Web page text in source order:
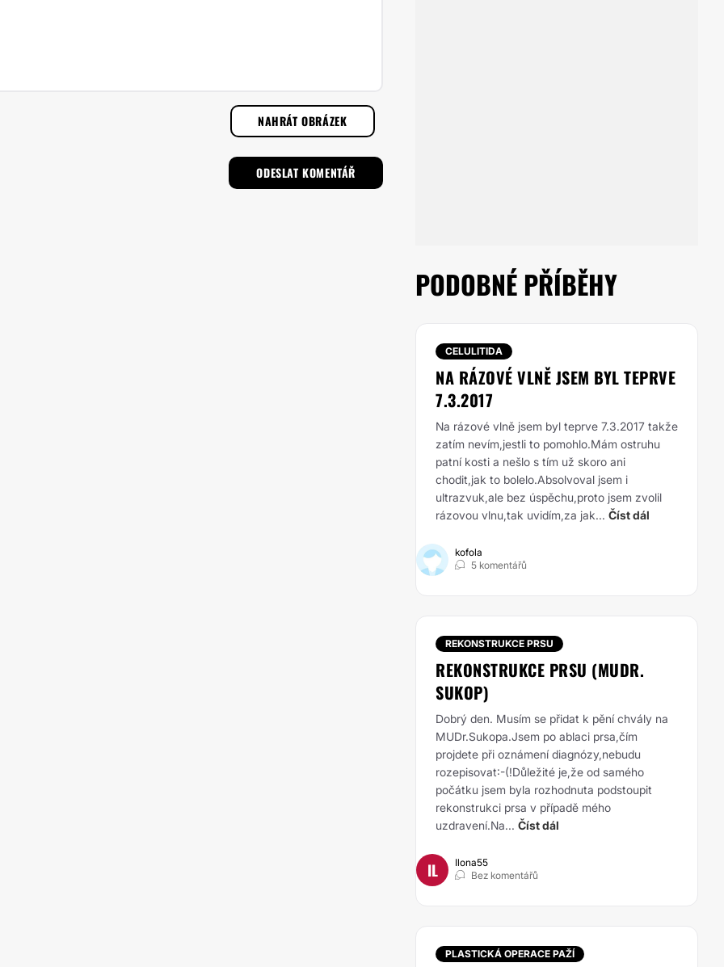
NAHRÁT OBRÁZEK
PODOBNÉ PŘÍBĚHY
CELULITIDA
NA RÁZOVÉ VLNĚ JSEM BYL TEPRVE
7.3.2017
Na rázové vlně jsem byl teprve 7.3.2017 takže
zatím nevím,jestli to pomohlo.Mám ostruhu
patní kosti a nešlo s tím už skoro ani
chodit,jak to bolelo.Absolvoval jsem i
ultrazvuk,ale bez úspěchu,proto jsem zvolil
rázovou vlnu,tak uvidím,za jak... Číst dál
kofola
5 komentářů
REKONSTRUKCE PRSU
REKONSTRUKCE PRSU (MUDR.
SUKOP)
Dobrý den. Musím se přidat k pění chvály na
MUDr.Sukopa.Jsem po ablaci prsa,čím
projdete při oznámení diagnózy,nebudu
rozepisovat:-(!Důležité je,že od samého
počátku jsem byla rozhodnuta podstoupit
rekonstrukci prsa v případě mého
uzdravení.Na... Číst dál
IL
Ilona55
Bez komentářů
PLASTICKÁ OPERACE PAŽÍ